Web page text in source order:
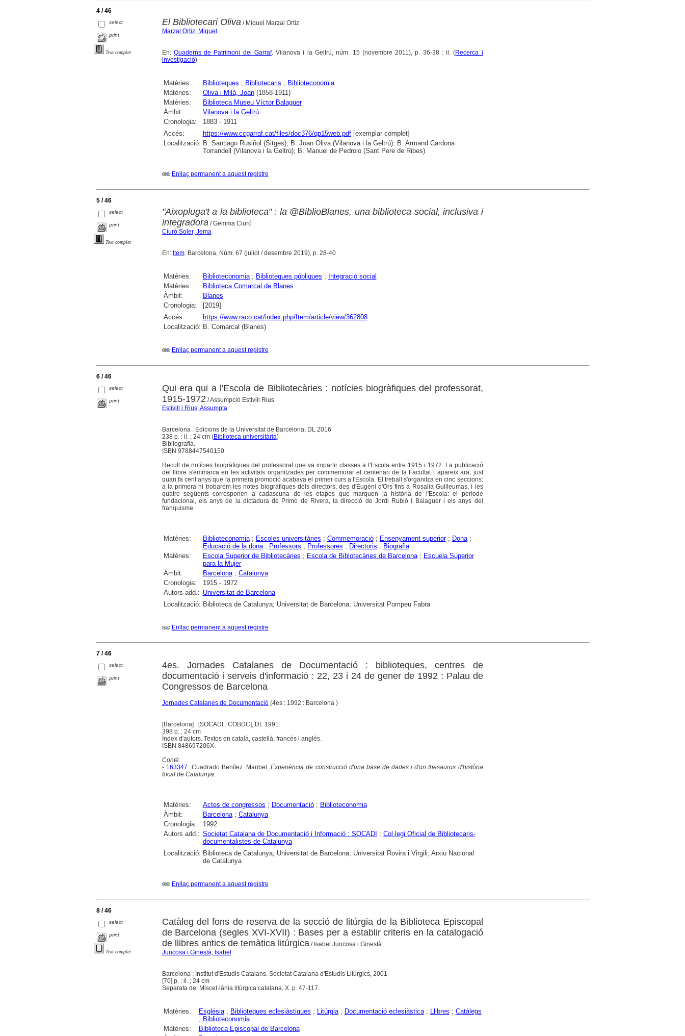
4 / 46
select
print
Text complet
El Bibliotecari Oliva/ Miquel Marzal Ortiz
Marzal Ortiz, Miquel
En: Quaderns de Patrimoni del Garraf. Vilanova i la Geltrú, núm. 15 (novembre 2011), p. 36-38 : il. (Recerca i
investigació)
Matèries: Biblioteques ; Bibliotecaris ; Biblioteconomia
Matèries:
Oliva i Milà, Joan(1858-1911)
Matèries:
Biblioteca Museu Víctor Balaguer
Àmbit:
Vilanova i la Geltrú
Cronologia:
1883 - 1911
Accés:
https://www.ccgarraf.cat/files/doc376/qp15web.pdf[exemplar complet]
Localització: B. Santiago Rusiñol (Sitges); B. Joan Oliva (Vilanova i la Geltrú); B. Armand Cardona
Torrandell (Vilanova i la Geltrú); B. Manuel de Pedrolo (Sant Pere de Ribes)
Enllaç permanent a aquest registre
5 / 46
select
print
Text complet
"Aixopluga't a la biblioteca" : la @BiblioBlanes, una biblioteca social, inclusiva i
integradora/ Gemma Ciuró
Ciuró Soler, Jema
En: Item. Barcelona, Núm. 67 (juliol / desembre 2019), p. 28-40
Matèries: Biblioteconomia; Biblioteques públiques ; Integració social
Matèries:
Biblioteca Comarcal de Blanes
Àmbit:
Blanes
Cronologia:
[2019]
Accés:
https://www.raco.cat/index.php/Item/article/view/362808
Localització: B. Comarcal (Blanes)
Enllaç permanent a aquest registre
6 / 46
select
print
Qui era qui a l'Escola de Bibliotecàries : notícies biogràfiques del professorat,
1915-1972 / Assumpció Estivill Rius
Estivill i Rius, Assumpta
Barcelona : Edicions de la Universitat de Barcelona, DL 2016
238 p. : il. ; 24 cm (Biblioteca universitària)
Bibliografia.
ISBN 9788447540150
Recull de notícies biogràfiques del professorat que va impartir classes a l'Escola entre 1915 i 1972. La publicació
del llibre s'emmarca en les activitats organitzades per commemorar el centenari de la Facultat i apareix ara, just
quan fa cent anys que la primera promoció acabava el primer curs a l'Escola. El treball s'organitza en cinc seccions:
a la primera hi trobarem les notes biogràfiques dels directors, des d'Eugeni d'Ors fins a Rosalia Guilleumas, i les
quatre següents corresponen a cadascuna de les etapes que marquen la història de l'Escola: el període
fundacional, els anys de la dictadura de Primo de Rivera, la direcció de Jordi Rubió i Balaguer i els anys del
franquisme.
Matèries: Biblioteconomia; Escoles universitàries ; Commemoració; Ensenyament superior; Dona;
Educació de la dona; Professors ; Professores ; Directoris ; Biografia
Matèries:
Escola Superior de Bibliotecàries ; Escola de Biblotecàries de Barcelona; Escuela Superior
para la Mujer
Àmbit:
Barcelona; Catalunya
Cronologia:
1915 - 1972
Autors add.: Universitat de Barcelona
Localització: Biblioteca de Catalunya; Universitat de Barcelona; Universitat Pompeu Fabra
Enllaç permanent a aquest registre
7 / 46
select
print
4es. Jornades Catalanes de Documentació : biblioteques, centres de
documentació i serveis d'informació : 22, 23 i 24 de gener de 1992 : Palau de
Congressos de Barcelona
Jornades Catalanes de Documentació(4es : 1992 : Barcelona )
[Barcelona] : [SOCADI : COBDC], DL 1991
398 p. ; 24 cm
Índex d'autors. Textos en català, castellà, francès i anglès.
ISBN 848697206X
Conté:
- 163347 Cuadrado Benítez. Maribel.Experiència de construcció d'una base de dades i d'un thesaurus d'història
local de Catalunya.
Matèries: Actes de congressos ; Documentació; Biblioteconomia
Àmbit:
Barcelona; Catalunya
Cronologia:
1992
Autors add.: Societat Catalana de Documentació i Informació : SOCADI ; Col·legi Oficial de Bibliotecaris-
documentalistes de Catalunya
Localització: Biblioteca de Catalunya; Universitat de Barcelona; Universitat Rovira i Virgili; Arxiu Nacional
de Catalunya
Enllaç permanent a aquest registre
8 / 46
select
print
Text complet
Catàleg del fons de reserva de la secció de litúrgia de la Biblioteca Episcopal
de Barcelona (segles XVI-XVII) : Bases per a establir criteris en la catalogació
de llibres antics de temàtica litúrgica / Isabel Juncosa i Ginestà
Juncosa i Ginestà, Isabel
Barcelona : Institut d'Estudis Catalans. Societat Catalana d'Estudis Litúrgics, 2001
[70] p. : il. ; 24 cm
Separata de: Miscel·lània litúrgica catalana, X. p. 47-117.
Matèries: Església; Biblioteques eclesiàstiques ; Litúrgia; Documentació eclesiàstica; Llibres ; Catàlegs
; Biblioteconomia
Matèries:
Biblioteca Episcopal de Barcelona